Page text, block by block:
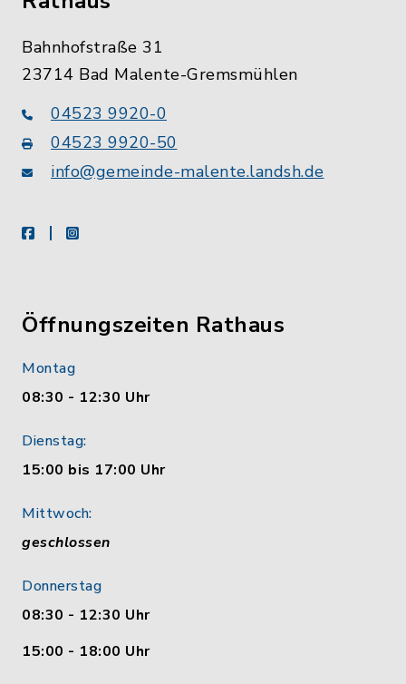
Bahnhofstraße 31
23714 Bad Malente-Gremsmühlen
04523 9920-0
04523 9920-50
info@gemeinde-malente.landsh.de
facebookinstagram
Öffnungszeiten Rathaus
Montag
08:30 - 12:30 Uhr
Dienstag:
15:00 bis 17:00 Uhr
Mittwoch:
geschlossen
Donnerstag
08:30 - 12:30 Uhr
15:00 - 18:00 Uhr